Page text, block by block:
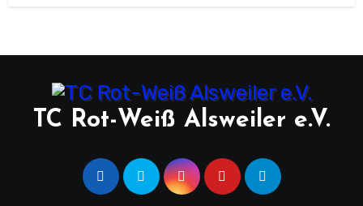
TC Rot-Weiß Alsweiler e.V.